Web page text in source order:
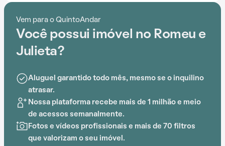
privilegiada, próximo a Escola Estadual Professor
Palace Marques, E.E. Deputado Silva Prado, Praça
Nossa Senhora de Fátima, Escola Municipal de
e Pre Escola Recanto do Pica Pau.
Com gás encanado e churrasqueira, este
empreendimento proporciona opções de lazer para
todas as idades.
Vem para o QuintoAndar
Você possui imóvel no Romeu e
Julieta?
Aluguel garantido todo mês, mesmo se o inquilino
atrasar.
Nossa plataforma recebe mais de 1 milhão e meio
de acessos semanalmente.
Fotos e vídeos profissionais e mais de 70 filtros
que valorizam o seu imóvel.